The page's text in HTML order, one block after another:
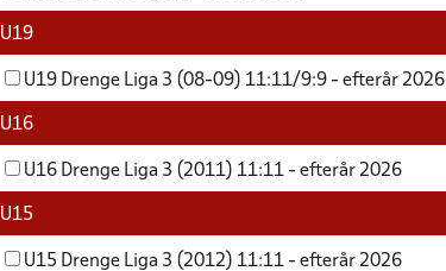
U19
U19 Drenge Liga 3 (08-09) 11:11/9:9 - efterår 2026
U16
U16 Drenge Liga 3 (2011) 11:11 - efterår 2026
U15
U15 Drenge Liga 3 (2012) 11:11 - efterår 2026